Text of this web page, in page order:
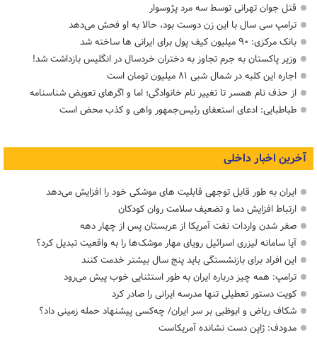
قتل جوان تهرانی توسط سه مرد پژوسوار
ترامپ سی سال با این زن دوست بود، حالا به او فحش می‌دهد
بانک مرکزی: ۹۰ میلیون کیف پول برای ایرانی ها ساخته شد
وزیر پاکستان به جرم تجاوز به دختران خردسال در انگلیس بازداشت شد!
اجاره این کلبه در شمال شبی ۸۱ میلیون تومان است
از حذف نام همسر تا تغییر نام خانوادگی؛ اما و اگرهای تعویض شناسنامه
طباطبایی: ادعای استعفای رئیس‌جمهور واهی و کذب محض است
آخرین اخبار داخلی
ایران به طور قابل توجهی قابلیت های موشکی خود را افزایش می‌دهد
ارتباط افزایش دما و تضعیف سلامت روان کودکان
صفر شدن واردات نفت آمریکا از عربستان پس از چهار دهه
آیا سامانه لیزری اسرائیل رویای مهار موشک‌ها را به واقعیت تبدیل کرد؟
این افراد برای بازنشستگی باید پنج سال بیشتر خدمت کنند
ترامپ: همه چیز درباره ایران به طور استثنایی خوب پیش می‌رود
کویت دستور تعطیلی تنها مدرسه ایرانی را صادر کرد
شکاف ریاض و ابوظبی بر سر ایران/ چه‌کسی پیشنهاد حمله زمینی داد؟
مدودف: ژاپن دست نشانده آمریکاست